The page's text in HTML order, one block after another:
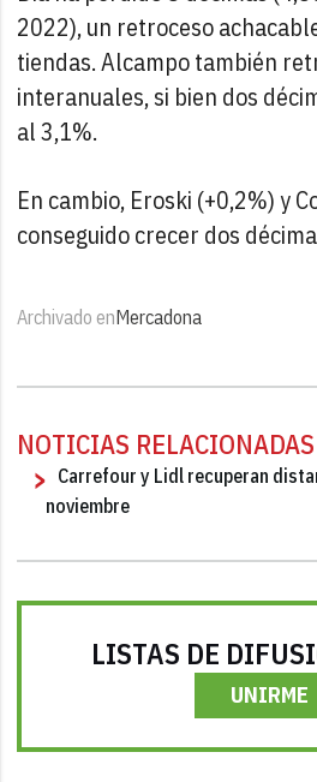
2022), un retroceso
tiendas. Alcampo también
interanuales, si bien dos
al 3,1%.
En cambio, Eroski (+0,2%) y
conseguido crecer dos
Archivado enMercadona
NOTICIAS RELACIONADAS
Carrefour y Lidl recuperan
noviembre
LISTAS DE
UNIRME